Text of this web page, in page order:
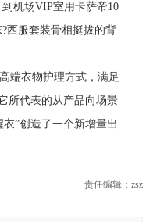
机场VIP室用卡萨帝10
西服套装骨相挺拔的背
端衣物护理方式，满足
所代表的从产品向场景
”创造了一个新增量出
责任编辑：zsz